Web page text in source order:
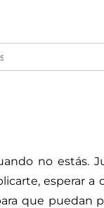
no
esperar
que puedan